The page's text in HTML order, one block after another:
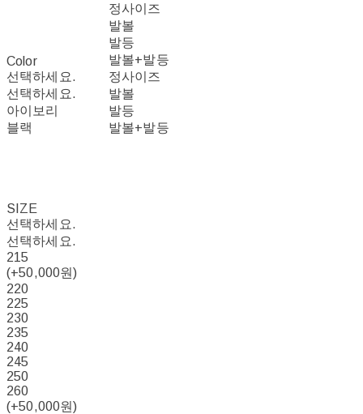
Color
선택하세요.
선택하세요.
아이보리
블랙
정사이즈
발볼
발등
발볼+발등
정사이즈
발볼
발등
발볼+발등
SIZE
선택하세요.
선택하세요.
215
(+50,000원)
220
225
230
235
240
245
250
260
(+50,000원)